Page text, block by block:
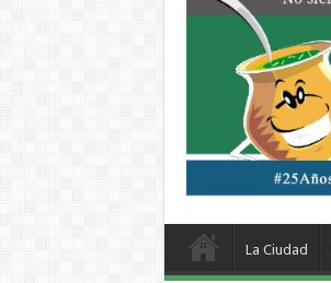
La Ciudad